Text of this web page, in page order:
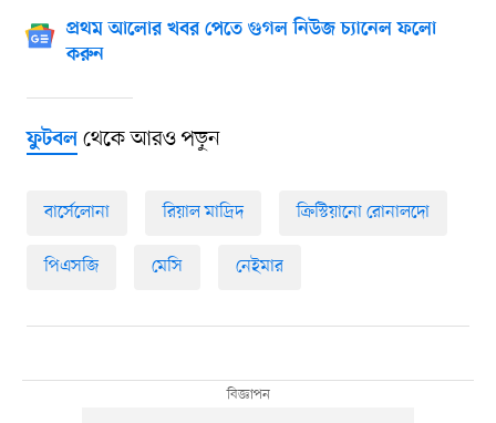
প্রথম আলোর খবর পেতে গুগল নিউজ চ্যানেল ফলো
করুন
ফুটবলথেকে আরও পড়ুন
বার্সেলোনা রিয়াল মাদ্রিদ ক্রিস্টিয়ানো রোনালদো
পিএসজি মেসি নেইমার